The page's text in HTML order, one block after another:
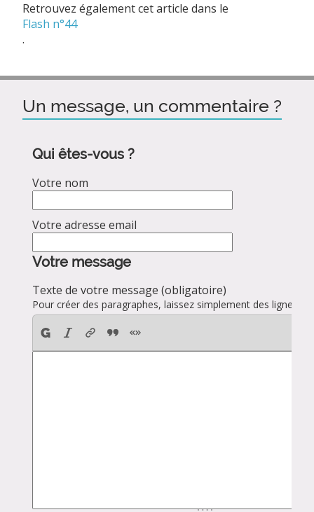
Retrouvez également cet article dans le
Flash n°44
.
Un message, un commentaire ?
Qui êtes-vous ?
Votre nom
Votre adresse email
Votre message
Texte de votre message (obligatoire)
Pour créer des paragraphes, laissez simplement des lignes